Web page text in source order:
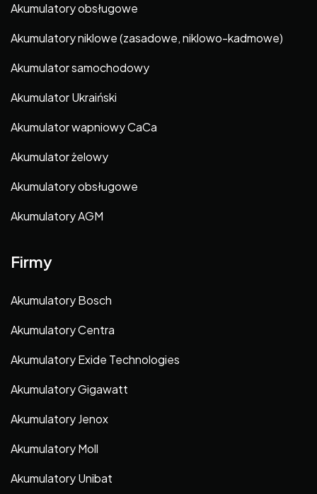
Akumulatory obsługowe
Akumulatory niklowe (zasadowe, niklowo-kadmowe)
Akumulator samochodowy
Akumulator Ukraiński
Akumulator wapniowy CaCa
Akumulator żelowy
Akumulatory obsługowe
Akumulatory AGM
Firmy
Akumulatory Bosch
Akumulatory Centra
Akumulatory Exide Technologies
Akumulatory Gigawatt
Akumulatory Jenox
Akumulatory Moll
Akumulatory Unibat